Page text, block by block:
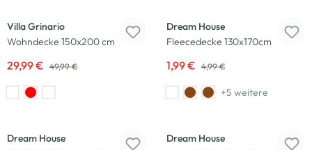
Villa Grinario
Wohndecke 150x200 cm
29,99 € 49,99 €
Dream House
Fleecedecke 130x170cm
1,99 € 4,99 €
+5 weitere
Dream House
Dream House